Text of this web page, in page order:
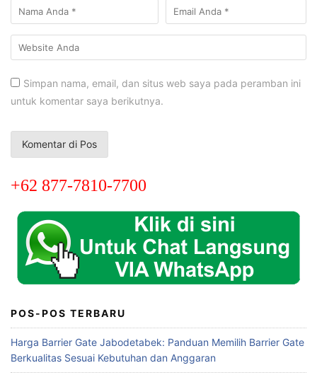
Simpan nama, email, dan situs web saya pada peramban ini
untuk komentar saya berikutnya.
+62 877-7810-7700
POS-POS TERBARU
Harga Barrier Gate Jabodetabek: Panduan Memilih Barrier Gate
Berkualitas Sesuai Kebutuhan dan Anggaran